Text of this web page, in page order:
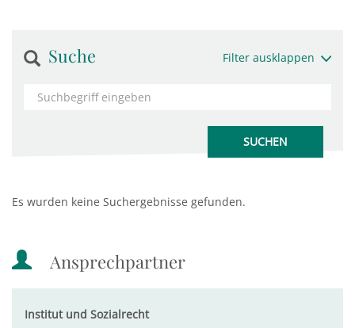
Suche Filter ausklappen
Es wurden keine Suchergebnisse gefunden.
Ansprechpartner
Institut und Sozialrecht